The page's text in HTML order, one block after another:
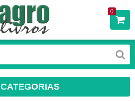
0
CATEGORIAS